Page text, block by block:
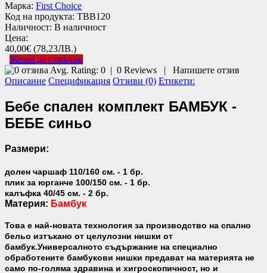
Марка: First Choice
Код на продукта: TBB120
Наличност: В наличност
Цена:
40,00€ (78,23ЛВ.)
Желая да поръчам
Avg. Rating: 0 | 0 Reviews | Напишете отзив
Описание Спецификация Отзиви (0) Етикети:
Бебе спален комплект БАМБУК -
БЕБЕ синьо
Размери:
долен чаршаф 110/160 см. - 1 бр.
плик за юрганче 100/150 см. - 1 бр.
калъфка 40/45 см. - 2 бр.
Материя: Бамбук
Това е най-новата технология за производство на спално
бельо изтъкано от целулозни нишки от
бамбук.Универсалното съдържание на специално
обработените бамбукови нишки предават на материята не
само по-голяма здравина и хигроскопичност, но и